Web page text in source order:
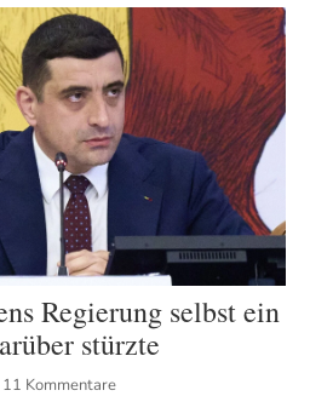
Regierung selbst ein
stürzte
11 Kommentare